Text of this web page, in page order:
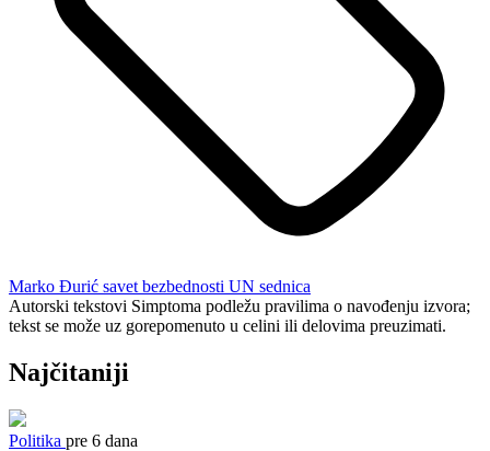
Marko Đurić savet bezbednosti UN sednica
Autorski tekstovi Simptoma podležu pravilima o navođenju izvora;
tekst se može uz gorepomenuto u celini ili delovima preuzimati.
Najčitaniji
Politika pre 6 dana